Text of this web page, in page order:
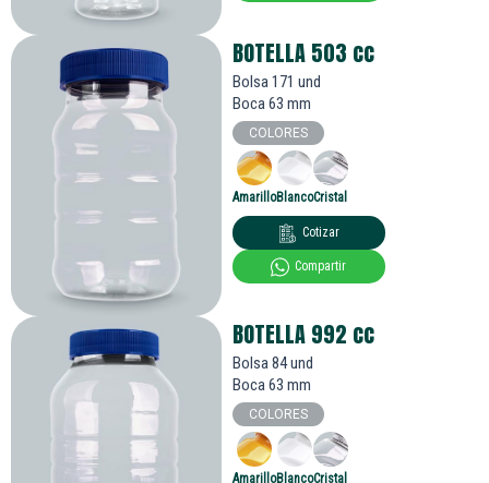
BOTELLA 503 cc
Bolsa 171 und
Boca 63 mm
COLORES
AmarilloBlancoCristal
Cotizar
Compartir
BOTELLA 992 cc
Bolsa 84 und
Boca 63 mm
COLORES
AmarilloBlancoCristal